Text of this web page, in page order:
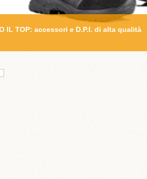
IL TOP: accessori e D.P.I. di alta qualità